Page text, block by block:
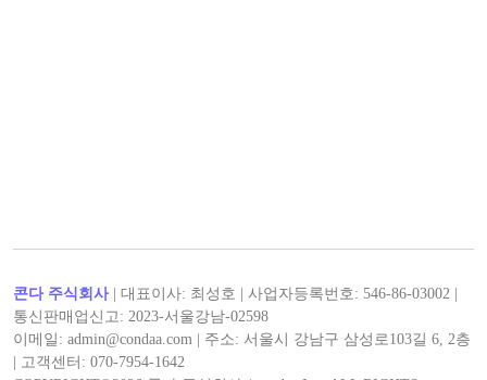
콘다 주식회사| 대표이사: 최성호 | 사업자등록번호: 546-86-03002 |
통신판매업신고: 2023-서울강남-02598
이메일: admin@condaa.com | 주소: 서울시 강남구 삼성로103길 6, 2층
| 고객센터: 070-7954-1642